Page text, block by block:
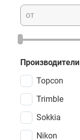
Производители
Topcon
Trimble
Sokkia
Nikon